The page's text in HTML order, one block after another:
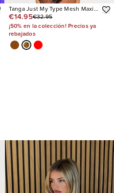
Tanga Just My Type Mesh Maxi
Gown and
€14.95€32.95
¡50% en la colección! Precios ya
rebajados